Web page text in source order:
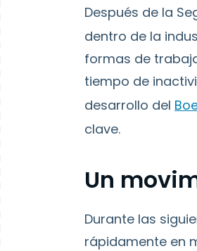
Después de la
dentro de la
formas de
tiempo de
desarrollo del
clave.
Un
Durante las
rápidamente en